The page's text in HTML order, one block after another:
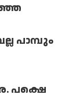
പാമ്പും
പക്ഷെ